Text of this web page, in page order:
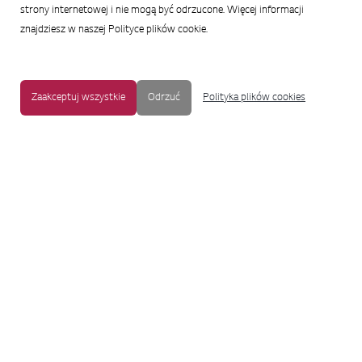
strony internetowej i nie mogą być odrzucone. Więcej informacji
znajdziesz w naszej Polityce plików cookie.
Zaakceptuj wszystkie Odrzuć Polityka plików cookies